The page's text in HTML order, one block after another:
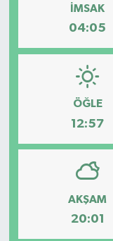
İMSAK
04:05
ÖĞLE
12:57
AKŞAM
20:01